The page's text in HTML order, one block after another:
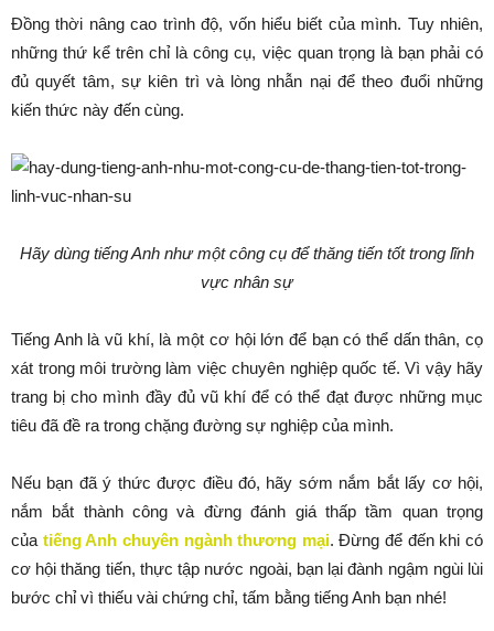
Đồng thời nâng cao trình độ, vốn hiểu biết của mình. Tuy nhiên,
những thứ kể trên chỉ là công cụ, việc quan trọng là bạn phải có
đủ quyết tâm, sự kiên trì và lòng nhẫn nại để theo đuổi những
kiến thức này đến cùng.
Hãy dùng tiếng Anh như một công cụ để thăng tiến tốt trong lĩnh
vực nhân sự
Tiếng Anh là vũ khí, là một cơ hội lớn để bạn có thể dấn thân, cọ
xát trong môi trường làm việc chuyên nghiệp quốc tế. Vì vậy hãy
trang bị cho mình đầy đủ vũ khí để có thể đạt được những mục
tiêu đã đề ra trong chặng đường sự nghiệp của mình.
Nếu bạn đã ý thức được điều đó, hãy sớm nắm bắt lấy cơ hội,
nắm bắt thành công và đừng đánh giá thấp tầm quan trọng
của tiếng Anh chuyên ngành thương mại. Đừng để đến khi có
cơ hội thăng tiến, thực tập nước ngoài, bạn lại đành ngậm ngùi lùi
bước chỉ vì thiếu vài chứng chỉ, tấm bằng tiếng Anh bạn nhé!